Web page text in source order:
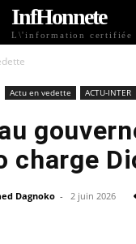
InfHonnete
L\'information certifiée
Actu en vedette ACTU-INTER
charge
Dagnoko - 2 juin 2026